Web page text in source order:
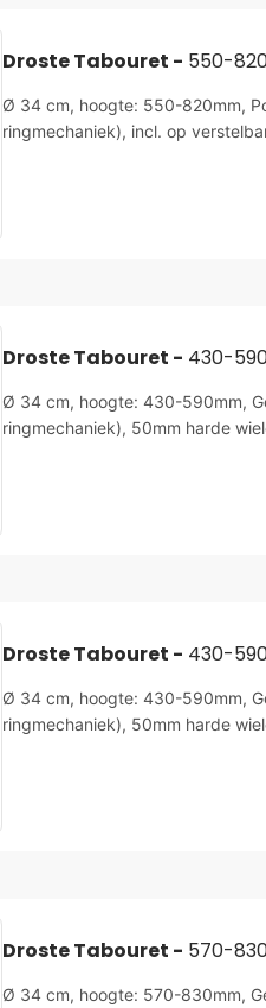
Droste Tabouret - 550-
Ø 34 cm, hoogte: 550-820mm,
ringmechaniek), incl. op
Droste Tabouret - 430-
Ø 34 cm, hoogte: 430-590mm,
ringmechaniek), 50mm harde
Droste Tabouret - 430-
Ø 34 cm, hoogte: 430-590mm,
ringmechaniek), 50mm harde
Droste Tabouret - 570-
Ø 34 cm, hoogte: 570-830mm,